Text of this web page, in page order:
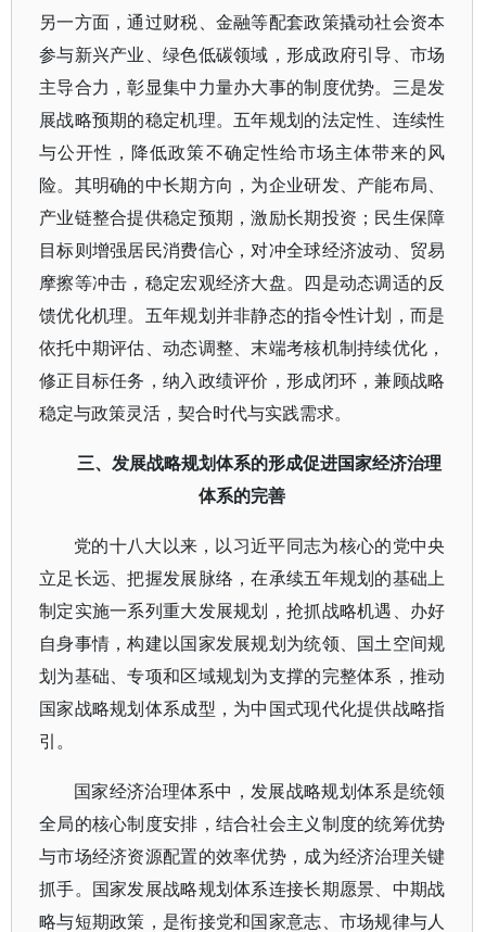
另一方面，通过财税、金融等配套政策撬动社会资本
参与新兴产业、绿色低碳领域，形成政府引导、市场
主导合力，彰显集中力量办大事的制度优势。三是发
展战略预期的稳定机理。五年规划的法定性、连续性
与公开性，降低政策不确定性给市场主体带来的风
险。其明确的中长期方向，为企业研发、产能布局、
产业链整合提供稳定预期，激励长期投资；民生保障
目标则增强居民消费信心，对冲全球经济波动、贸易
摩擦等冲击，稳定宏观经济大盘。四是动态调适的反
馈优化机理。五年规划并非静态的指令性计划，而是
依托中期评估、动态调整、末端考核机制持续优化，
修正目标任务，纳入政绩评价，形成闭环，兼顾战略
稳定与政策灵活，契合时代与实践需求。
三、发展战略规划体系的形成促进国家经济治理
体系的完善
党的十八大以来，以习近平同志为核心的党中央
立足长远、把握发展脉络，在承续五年规划的基础上
制定实施一系列重大发展规划，抢抓战略机遇、办好
自身事情，构建以国家发展规划为统领、国土空间规
划为基础、专项和区域规划为支撑的完整体系，推动
国家战略规划体系成型，为中国式现代化提供战略指
引。
国家经济治理体系中，发展战略规划体系是统领
全局的核心制度安排，结合社会主义制度的统筹优势
与市场经济资源配置的效率优势，成为经济治理关键
抓手。国家发展战略规划体系连接长期愿景、中期战
略与短期政策，是衔接党和国家意志、市场规律与人